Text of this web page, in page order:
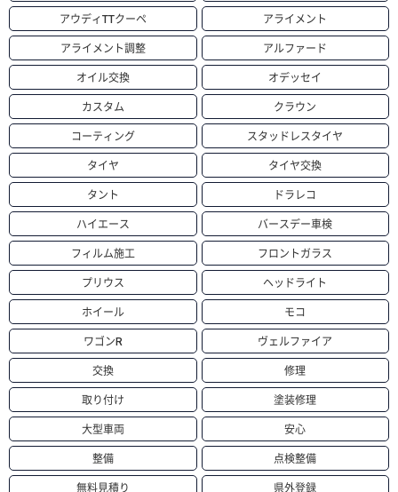
アウディTTクーペ アライメント
アライメント調整 アルファード
オイル交換 オデッセイ
カスタム クラウン
コーティング スタッドレスタイヤ
タイヤ タイヤ交換
タント ドラレコ
ハイエース バースデー車検
フィルム施工 フロントガラス
プリウス ヘッドライト
ホイール モコ
ワゴンR ヴェルファイア
交換 修理
取り付け 塗装修理
大型車両 安心
整備 点検整備
無料見積り 県外登録